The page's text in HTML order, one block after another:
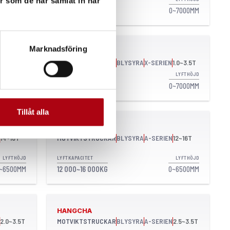
Marknadsföring
Tillåt alla
0~7000MM
HANGCHA
MOTVIKTSTRUCKAR BLYSYRAX-SERIEN1.0~3.5T
LYFTKAPACITET LYFTHÖJD
0~7000MM
14~16T
LYFTHÖJD
HANGCHA
MOTVIKTSTRUCKARBLYSYRAA-SERIEN12~16T
LYFTKAPACITET
12 000~16 000KG
LYFTHÖJD
0~6500MM
2.0~3.5T
HANGCHA
MOTVIKTSTRUCKARBLYSYRAA-SERIEN2.5~3.5T